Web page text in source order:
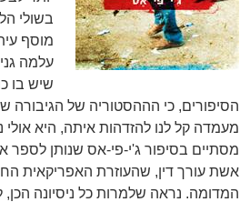
בשולי
מוסף
עלמה
שיש בו
הסיפורים, כי הההסטוריה של הגיבורה
מעמדה קל לנו להזדהות איתה, היא אולי
מסתיים בסיפור ג'י-פי-אס שנותן לספר
אשת עורך דין, שהעוזרת האפריקאית
המדומה. נראה שלמרות כל ניסיונה